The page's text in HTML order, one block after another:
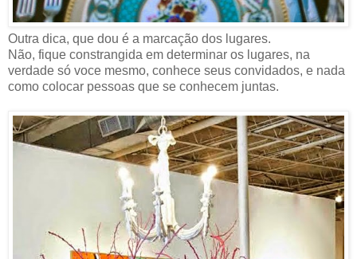
Outra dica, que dou é a marcação dos lugares.
Não, fique constrangida em determinar os lugares, na
verdade só voce mesmo, conhece seus convidados, e nada
como colocar pessoas que se conhecem juntas.